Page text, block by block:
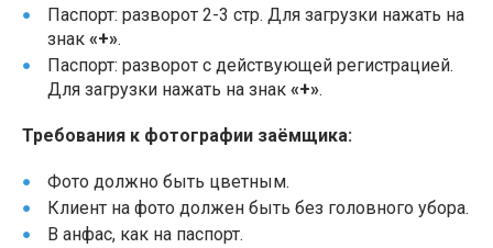
Паспорт: разворот 2-3 стр. Для загрузки нажать на
знак «+».
Паспорт: разворот с действующей регистрацией.
Для загрузки нажать на знак «+».
Требования к фотографии заёмщика:
Фото должно быть цветным.
Клиент на фото должен быть без головного убора.
В анфас, как на паспорт.